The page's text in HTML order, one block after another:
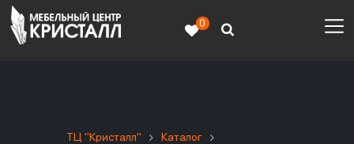
0
ТЦ "Кристалл"
Каталог